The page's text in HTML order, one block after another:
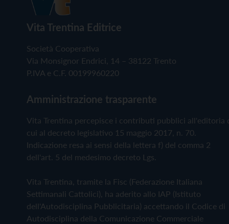
Vita Trentina Editrice
Società Cooperativa
Via Monsignor Endrici, 14 – 38122 Trento
P.IVA e C.F. 00199960220
Amministrazione trasparente
Vita Trentina percepisce i contributi pubblici all'editoria
cui al decreto legislativo 15 maggio 2017, n. 70.
Indicazione resa ai sensi della lettera f) del comma 2
dell'art. 5 del medesimo decreto Lgs.
Vita Trentina, tramite la Fisc (Federazione Italiana
Settimanali Cattolici), ha aderito allo IAP (Istituto
dell'Autodisciplina Pubblicitaria) accettando il Codice di
Autodisciplina della Comunicazione Commerciale